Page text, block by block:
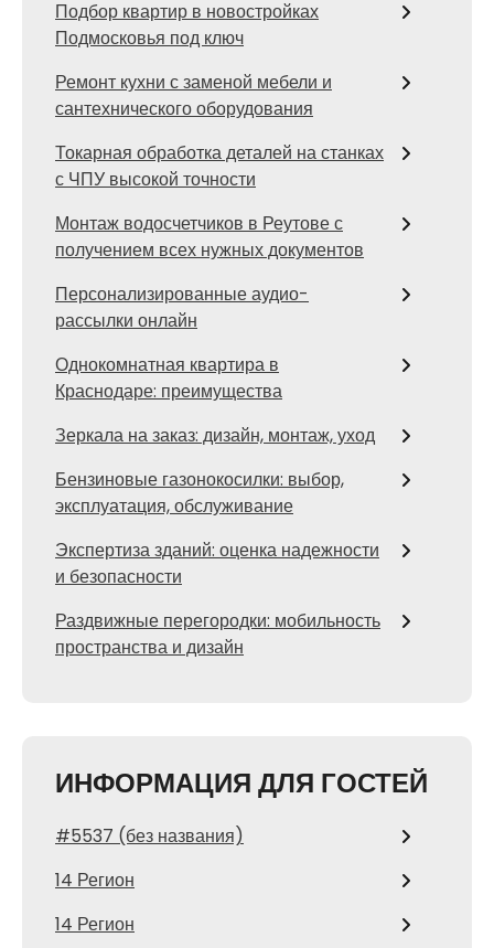
Подбор квартир в новостройках
Подмосковья под ключ
Ремонт кухни с заменой мебели и
сантехнического оборудования
Токарная обработка деталей на станках
с ЧПУ высокой точности
Монтаж водосчетчиков в Реутове с
получением всех нужных документов
Персонализированные аудио-
рассылки онлайн
Однокомнатная квартира в
Краснодаре: преимущества
Зеркала на заказ: дизайн, монтаж, уход
Бензиновые газонокосилки: выбор,
эксплуатация, обслуживание
Экспертиза зданий: оценка надежности
и безопасности
Раздвижные перегородки: мобильность
пространства и дизайн
ИНФОРМАЦИЯ ДЛЯ ГОСТЕЙ
#5537 (без названия)
14 Регион
14 Регион